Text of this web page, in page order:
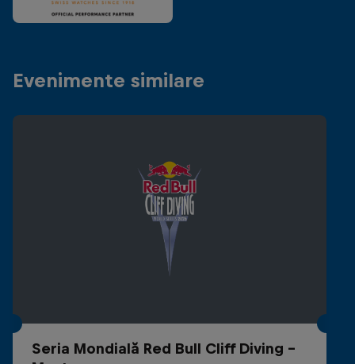
Evenimente similare
Seria Mondială Red Bull Cliff Diving -